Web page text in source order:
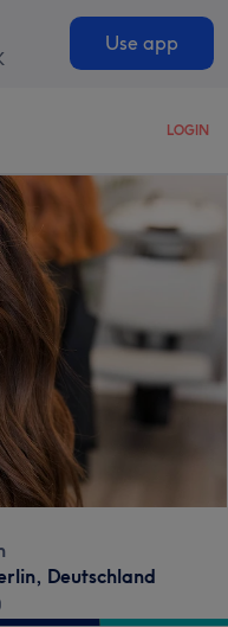
Use app
LOGIN
Deutschland